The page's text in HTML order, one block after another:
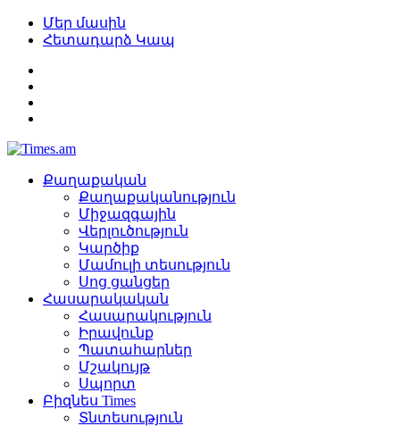
Մեր մասին
Հետադարձ Կապ
Քաղաքական
Քաղաքականություն
Միջազգային
Վերլուծություն
Կարծիք
Մամուլի տեսություն
Սոց ցանցեր
Հասարակական
Հասարակություն
Իրավունք
Պատահարներ
Մշակույթ
Սպորտ
Բիզնես Times
Տնտեսություն